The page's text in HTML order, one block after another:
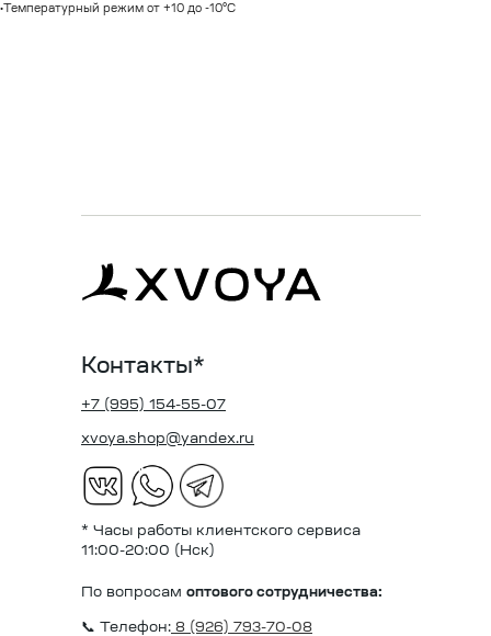
•Температурный режим от +10 до -10°C
Контакты*
📞 Телефон: 8 (926) 793-70-08
По вопросам оптового сотрудничества:
* Часы работы клиентского сервиса
11:00-20:00 (Нск)
xvoya.shop@yandex.ru
+7 (995) 154-55-07